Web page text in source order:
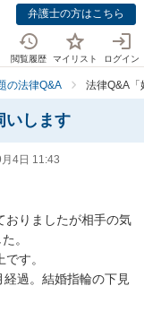
弁護士の方はこちら
閲覧履歴 マイリスト ログイン
の法律Q&A 法律Q&A「
いします
4日 11:43
おりましたが相手の気
。
す。
過。結婚指輪の下見